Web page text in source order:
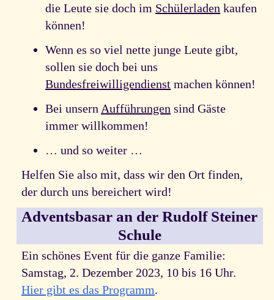
die Leute sie doch im Schülerladen kaufen
können!
Wenn es so viel nette junge Leute gibt,
sollen sie doch bei uns
Bundesfreiwilligendienst machen können!
Bei unsern Aufführungen sind Gäste
immer willkommen!
… und so weiter …
Helfen Sie also mit, dass wir den Ort finden,
der durch uns bereichert wird!
Adventsbasar an der Rudolf Steiner
Schule
Ein schönes Event für die ganze Familie:
Samstag, 2. Dezember 2023, 10 bis 16 Uhr.
Hier gibt es das Programm.